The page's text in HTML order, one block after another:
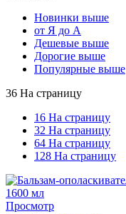
Новинки выше
от Я до А
Дешевые выше
Дорогие выше
Популярные выше
36 На страницу
16 На страницу
32 На страницу
64 На страницу
128 На страницу
Просмотр